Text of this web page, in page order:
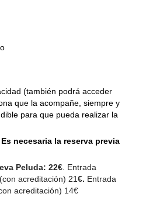
(también podrá acceder
que la acompañe, siempre y
para que pueda realizar la
Es necesaria la reserva previa
Peluda: 22€. Entrada
acreditación) 21€. Entrada
acreditación) 14€